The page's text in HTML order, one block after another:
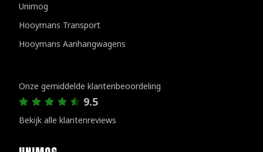
Unimog
Hooymans Transport
Hooymans Aanhangwagens
Onze gemiddelde klantenbeoordeling
9.5
Bekijk alle klantenreviews